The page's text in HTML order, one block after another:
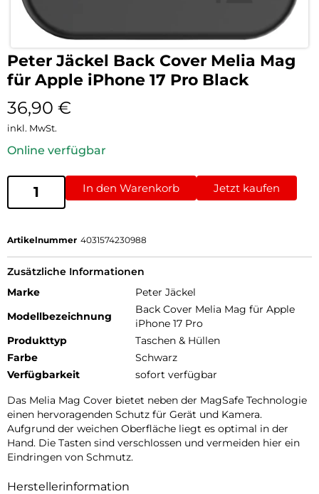
Peter Jäckel Back Cover Melia Mag
für Apple iPhone 17 Pro Black
36,90 €
inkl. MwSt.
Online verfügbar
In den Warenkorb Jetzt kaufen
Artikelnummer 4031574230988
Zusätzliche Informationen
Marke
Peter Jäckel
Modellbezeichnung
Back Cover Melia Mag für Apple
iPhone 17 Pro
Produkttyp
Taschen & Hüllen
Farbe
Schwarz
Verfügbarkeit
sofort verfügbar
Das Melia Mag Cover bietet neben der MagSafe Technologie
einen hervoragenden Schutz für Gerät und Kamera.
Aufgrund der weichen Oberfläche liegt es optimal in der
Hand. Die Tasten sind verschlossen und vermeiden hier ein
Eindringen von Schmutz.
Herstellerinformation